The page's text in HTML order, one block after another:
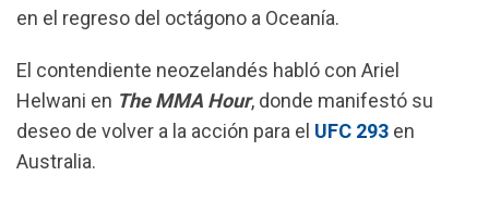
b
o
k
s
p
p
g
a
m
l
en el regreso del octágono a Oceanía.
El contendiente neozelandés habló con Ariel
Helwani en The MMA Hour, donde manifestó su
deseo de volver a la acción para el UFC 293 en
Australia.